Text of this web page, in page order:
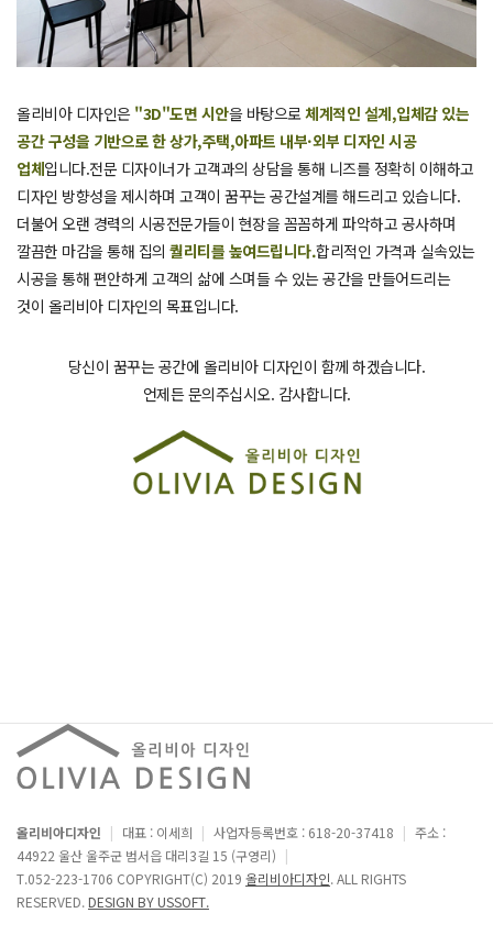
올리비아 디자인은 "3D"도면 시안을 바탕으로체계적인 설계,입체감 있는
공간 구성을 기반으로 한 상가,주택,아파트 내부·외부 디자인 시공
업체입니다.전문 디자이너가 고객과의 상담을 통해 니즈를 정확히 이해하고
디자인 방향성을 제시하며 고객이 꿈꾸는 공간설계를 해드리고 있습니다.
더불어 오랜 경력의 시공전문가들이 현장을 꼼꼼하게 파악하고 공사하며
깔끔한 마감을 통해 집의 퀄리티를 높여드립니다.합리적인 가격과 실속있는
시공을 통해 편안하게 고객의 삶에 스며들 수 있는 공간을 만들어드리는
것이 올리비아 디자인의 목표입니다.
당신이 꿈꾸는 공간에 올리비아 디자인이 함께 하겠습니다.
언제든 문의주십시오. 감사합니다.
올리비아디자인 | 대표 : 이세희 | 사업자등록번호 : 618-20-37418 | 주소 :
44922 울산 울주군 범서읍 대리3길 15 (구영리) |
T.052-223-1706 COPYRIGHT(C) 2019 올리비아디자인. ALL RIGHTS
RESERVED.DESIGN BY USSOFT.